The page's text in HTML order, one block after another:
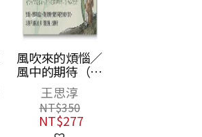
風吹來的煩惱／
風中的期待（雙
封面雙主線故
事，帶你看穿人
際互動盲點，找
到解方）
王思淳
NT$350
NT$277